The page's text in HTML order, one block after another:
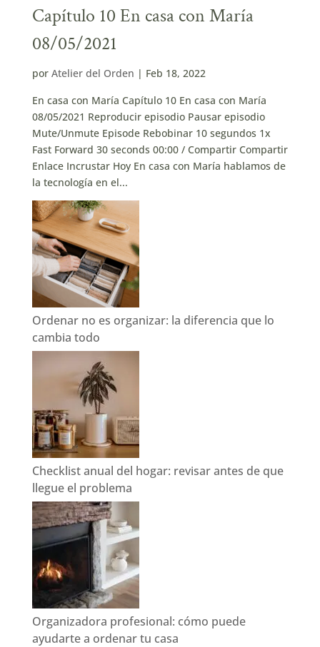
Capítulo 10 En casa con María
08/05/2021
por Atelier del Orden | Feb 18, 2022
En casa con María Capítulo 10 En casa con María
08/05/2021 Reproducir episodio Pausar episodio
Mute/Unmute Episode Rebobinar 10 segundos 1x
Fast Forward 30 seconds 00:00 / Compartir Compartir
Enlace Incrustar Hoy En casa con María hablamos de
la tecnología en el...
Ordenar no es organizar: la diferencia que lo
cambia todo
Checklist anual del hogar: revisar antes de que
llegue el problema
Organizadora profesional: cómo puede
ayudarte a ordenar tu casa